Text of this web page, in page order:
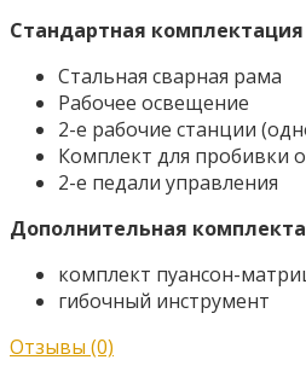
Стандартная комплектация
Стальная сварная рама
Рабочее освещение
2-е рабочие станции
Комплект для пробивки
2-е педали управления
Дополнительная
комплект пуансон-
гибочный инструмент
Отзывы (0)